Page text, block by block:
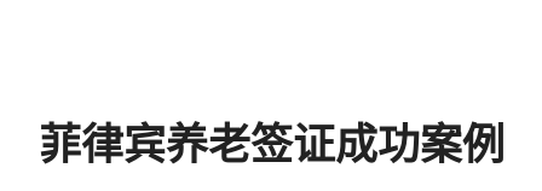
菲律宾养老签证成功案例